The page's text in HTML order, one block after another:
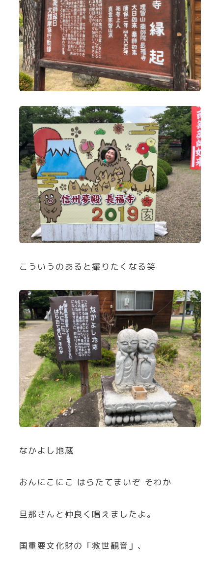
こういうのあると撮りたくなる笑
なかよし地蔵
おんにこにこ はらたてまいぞ そわか
旦那さんと仲良く唱えましたよ。
国重要文化財の「救世観音」、